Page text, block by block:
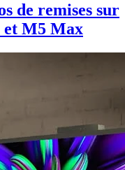
de remises sur
et M5 Max